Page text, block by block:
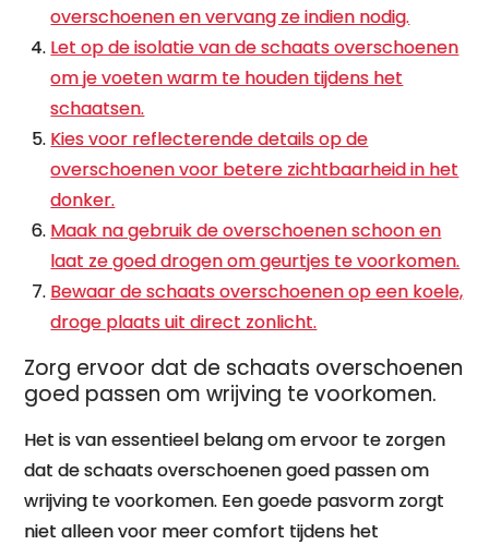
overschoenen en vervang ze indien nodig.
Let op de isolatie van de schaats overschoenen
om je voeten warm te houden tijdens het
schaatsen.
Kies voor reflecterende details op de
overschoenen voor betere zichtbaarheid in het
donker.
Maak na gebruik de overschoenen schoon en
laat ze goed drogen om geurtjes te voorkomen.
Bewaar de schaats overschoenen op een koele,
droge plaats uit direct zonlicht.
Zorg ervoor dat de schaats overschoenen
goed passen om wrijving te voorkomen.
Het is van essentieel belang om ervoor te zorgen
dat de schaats overschoenen goed passen om
wrijving te voorkomen. Een goede pasvorm zorgt
niet alleen voor meer comfort tijdens het